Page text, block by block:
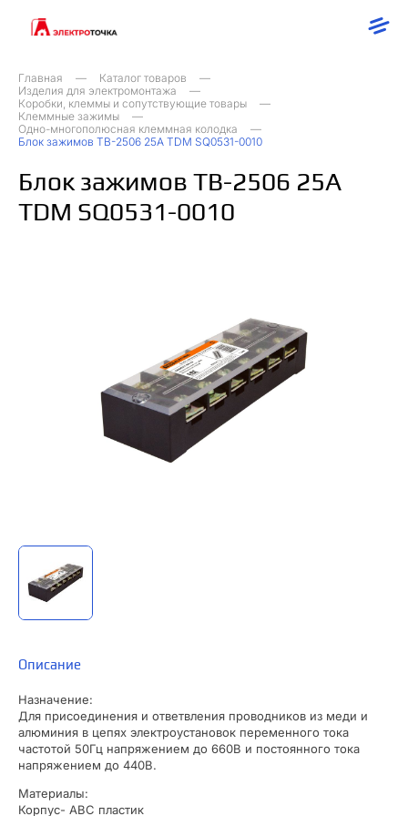
Главная
Каталог товаров
Изделия для электромонтажа
Коробки, клеммы и сопутствующие товары
Клеммные зажимы
Одно-многополюсная клеммная колодка
Блок зажимов ТВ-2506 25А TDM SQ0531-0010
Блок зажимов ТВ-2506 25А
TDM SQ0531-0010
Описание
Назначение:
Для присоединения и ответвления проводников из меди и
алюминия в цепях электроустановок переменного тока
частотой 50Гц напряжением до 660В и постоянного тока
напряжением до 440В.
Материалы:
Корпус- ABC пластик